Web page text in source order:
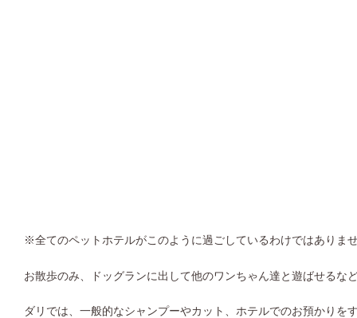
※全てのペットホテルがこのように過ごしているわけではありま
お散歩のみ、ドッグランに出して他のワンちゃん達と遊ばせるな
ダリでは、一般的なシャンプーやカット、ホテルでのお預かりを